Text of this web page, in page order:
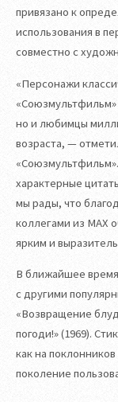
привязано к
использования в
совместно с
«Персонажи
«Союзмультфильм»
но и любимцы
возраста, —
характерные
мы рады, что
коллегами из MAX
ярким и
В ближайшее время
с другими
«Возвращение
погоди!» (1969).
как на
поколение